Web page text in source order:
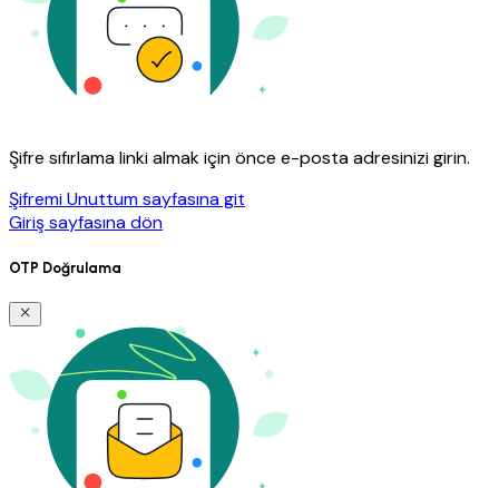
Şifre sıfırlama linki almak için önce e-posta adresinizi girin.
Şifremi Unuttum sayfasına git
Giriş sayfasına dön
OTP Doğrulama